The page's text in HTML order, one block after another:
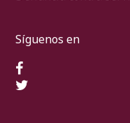
Síguenos en